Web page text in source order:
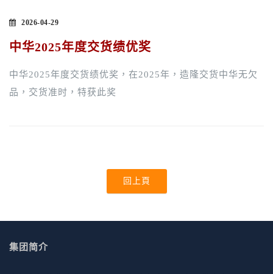
2026-04-29
中华2025年度交货绩优奖
中华2025年度交货绩优奖，在2025年，造隆交货中华无欠
品，交货准时，特获此奖
回上頁
集团简介